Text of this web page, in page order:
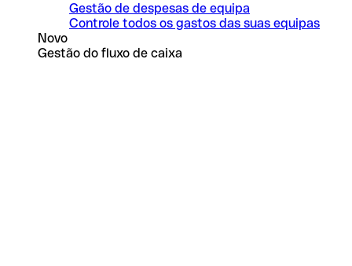
Gestão de despesas de equipa
Controle todos os gastos das suas equipas
Novo
Gestão do fluxo de caixa